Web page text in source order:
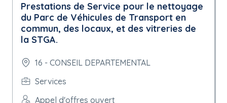
Prestations de Service pour le nettoyage
du Parc de Véhicules de Transport en
commun, des locaux, et des vitreries de
la STGA.
16 - CONSEIL DEPARTEMENTAL
Services
Appel d'offres ouvert